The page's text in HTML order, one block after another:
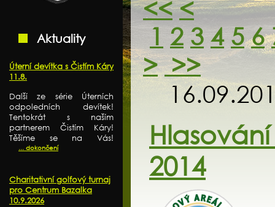
Aktuality
Úterní devítka s Čistím Káry
11.8.
Další ze série Úterních
odpoledních devítek!
Tentokrát s naším
partnerem Čistím Káry!
Těšíme se na Vás!
... dokončení
Charitativní golfový turnaj
pro Centrum Bazalka
10.9.2026
<< <
1 2 3 4 5 6
> >>
2014